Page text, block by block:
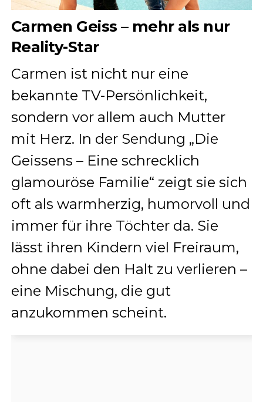
Carmen Geiss – mehr als nur
Reality-Star
Carmen ist nicht nur eine
bekannte TV-Persönlichkeit,
sondern vor allem auch Mutter
mit Herz. In der Sendung „Die
Geissens – Eine schrecklich
glamouröse Familie“ zeigt sie sich
oft als warmherzig, humorvoll und
immer für ihre Töchter da. Sie
lässt ihren Kindern viel Freiraum,
ohne dabei den Halt zu verlieren –
eine Mischung, die gut
anzukommen scheint.